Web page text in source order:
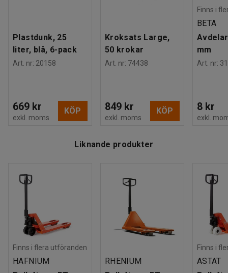
Plastdunk, 25
liter, blå, 6-pack
Art. nr: 20158
669 kr
exkl. moms
KÖP
Kroksats Large,
50 krokar
Art. nr: 74438
849 kr
exkl. moms
KÖP
Finns i
BETA
mm
Art. nr:
8 kr
exkl.
Liknande produkter
Finns i flera utföranden
HAFNIUM
RHENIUM
Finns i
ASTAT